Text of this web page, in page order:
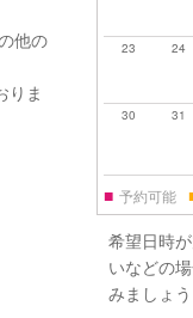
他の
りま
23 24
30 31
■ 予約可能
希望日時
いなどの
みましょう